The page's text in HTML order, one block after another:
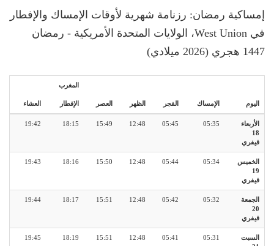
إمساكية رمضان: رزنامة شهرية لأوقات الإمساك والإفطار
في West Union، الولايات المتحدة الأمريكية - رمضان
1447 هجري (2026 ميلادي)
اليوم الإمساك الفجر الظهر العصر
المغرب
الإفطار العشاء
الأربعاء
18
فيفري
05:35
05:45
12:48
15:49
18:15
19:42
الخميس
19
فيفري
05:34
05:44
12:48
15:50
18:16
19:43
الجمعة
20
فيفري
05:32
05:42
12:48
15:51
18:17
19:44
السبت
05:31
05:41
12:48
15:51
18:19
19:45